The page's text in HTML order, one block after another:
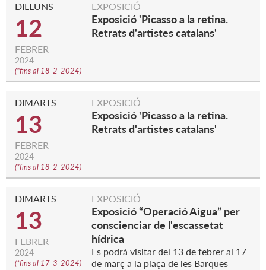
DILLUNS
12
FEBRER
2024
(*fins al 18-2-2024)
EXPOSICIÓ
Exposició 'Picasso a la retina.
Retrats d'artistes catalans'
DIMARTS
13
FEBRER
2024
(*fins al 18-2-2024)
EXPOSICIÓ
Exposició 'Picasso a la retina.
Retrats d'artistes catalans'
DIMARTS
13
FEBRER
2024
(*fins al 17-3-2024)
EXPOSICIÓ
Exposició “Operació Aigua” per
conscienciar de l'escassetat
hídrica
Es podrà visitar del 13 de febrer al 17
de març a la plaça de les Barques